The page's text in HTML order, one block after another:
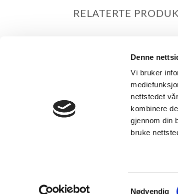
Denne
Vi bruker
nettstedet
kombinere
gjennom din
bruke
Samtykkevalg
Nødvendig
RELATERTE
OM KIRSCH